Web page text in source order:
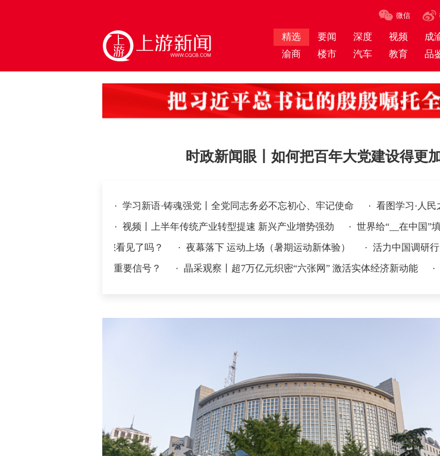
微信
精选 要闻 深度 视频 成
渝商
楼市 汽车 教育 品
时政新闻眼丨如何把百年大党建设得更
· 学习新语·铸魂强党丨全党同志务必不忘初心、牢记使命 · 看图学习·人
· 视频丨上半年传统产业转型提速 新兴产业增势强劲 · 世界给“__在中国”
可爱的中国，您看见了吗？ · 夜幕落下 运动上场（暑期运动新体验） · 活力中国调研行丨合肥
年报，释放哪些重要信号？ · 晶采观察丨超7万亿元织密“六张网” 激活实体经济新动能 · 【好评